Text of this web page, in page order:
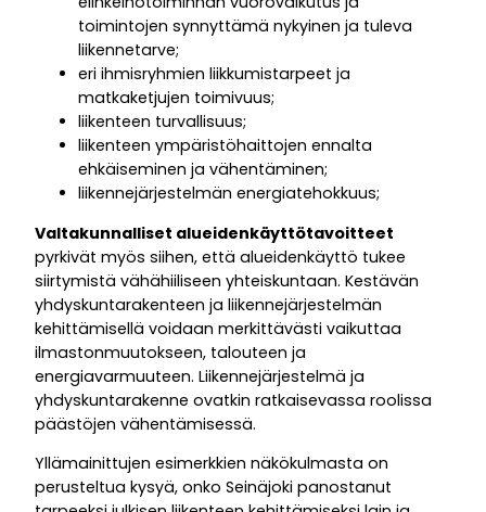
toimintojen synnyttämä nykyinen ja tuleva
liikennetarve;
eri ihmisryhmien liikkumistarpeet ja
matkaketjujen toimivuus;
liikenteen turvallisuus;
liikenteen ympäristöhaittojen ennalta
ehkäiseminen ja vähentäminen;
liikennejärjestelmän energiatehokkuus;
Valtakunnalliset alueidenkäyttötavoitteet
pyrkivät myös siihen, että alueidenkäyttö tukee
siirtymistä vähähiiliseen yhteiskuntaan. Kestävän
yhdyskuntarakenteen ja liikennejärjestelmän
kehittämisellä voidaan merkittävästi vaikuttaa
ilmastonmuutokseen, talouteen ja
energiavarmuuteen. Liikennejärjestelmä ja
yhdyskuntarakenne ovatkin ratkaisevassa roolissa
päästöjen vähentämisessä.
Yllämainittujen esimerkkien näkökulmasta on
perusteltua kysyä, onko Seinäjoki panostanut